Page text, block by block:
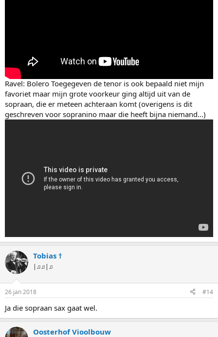
Ravel: Bolero Toegegeven de tenor is ook bepaald niet mijn
favoriet maar mijn grote voorkeur ging altijd uit van de
sopraan, die er meteen achteraan komt (overigens is dit
geschreven voor sopranino maar die heeft bijna niemand...)
Tobias †
|♫♫|♫
26 jan 2018 #14
Ja die sopraan sax gaat wel.
Oosterhof Vioolbouw